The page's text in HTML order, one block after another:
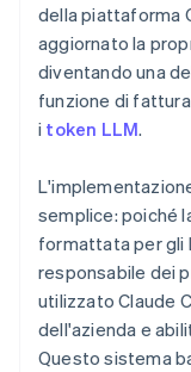
della piattaforma
aggiornato la
diventando una
funzione di
i token LLM.
semplice: poiché
formattata per gli
responsabile dei
utilizzato Claude
dell'azienda e
Questo sistema